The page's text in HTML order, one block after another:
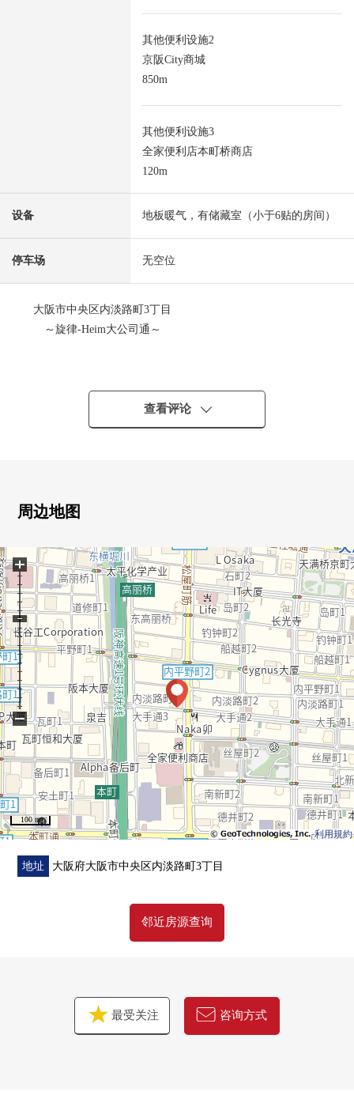
其他便利设施2
京阪City商城
850m
其他便利设施3
全家便利店本町桥商店
120m
设备 地板暖气，有储藏室（小于6贴的房间）
停车场 无空位
大阪市中央区内淡路町3丁目
～旋律-Heim大公司通～
・大阪Metro堺筋线"北滨"车站步行9分钟
・大阪Metro谷町线"天满桥"车站步行10分钟
・大阪Metro堺筋线/中央线"堺筋本町"车站步行11分钟
・实际使用面积98.07平米3SLDK的房型
・有所有房间窗。
・各房间有收纳。
・门口有门，有独立感觉。
■周边环境
・THE Kitahama PLAZA步行9分钟(约700m)
・京阪City商城步行11分钟(约850m)
・LIFE天神桥商店步行4分钟(约250m)
・Koyo内本町商店步行7分钟(约500m)
・全家便利店本町桥商店步行2分钟(约120m)
・在7-Eleven大阪大公司桥的前面的商店步行4分钟(约
270m)
・杉药房瓦町1丁目商店步行7分钟(约550m)
・大阪高丽桥邮局步行3分钟(约180m)
・中大江公园步行4分钟(约250m)
■ 在找想要的家方面给予帮助
查看评论
周边地图
利用規約
100 m
+
−
地址 大阪府大阪市中央区内淡路町3丁目
邻近房源查询
最受关注 咨询方式